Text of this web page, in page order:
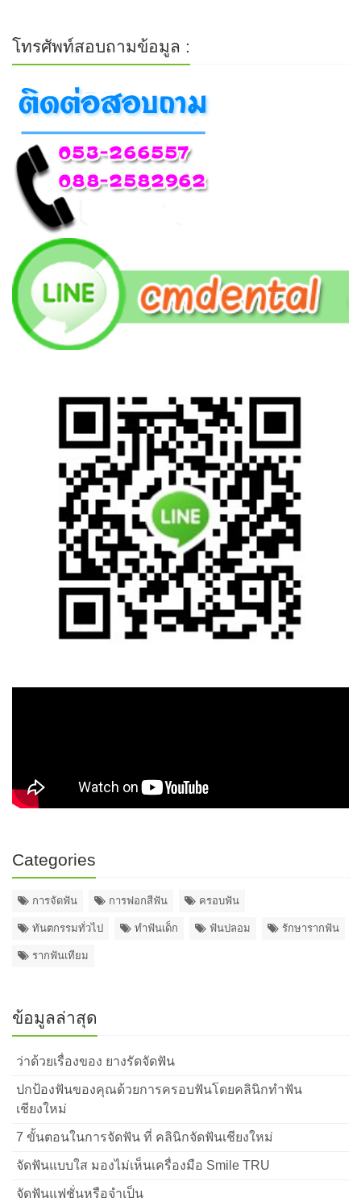
โทรศัพท์สอบถามข้อมูล :
Categories
การจัดฟัน การฟอกสีฟัน ครอบฟัน
ทันตกรรมทั่วไป ทำฟันเด็ก ฟันปลอม รักษารากฟัน
รากฟันเทียม
ข้อมูลล่าสุด
ว่าด้วยเรื่องของ ยางรัดจัดฟัน
ปกป้องฟันของคุณด้วยการครอบฟันโดยคลินิกทำฟัน
เชียงใหม่
7 ขั้นตอนในการจัดฟัน ที่ คลินิกจัดฟันเชียงใหม่
จัดฟันแบบใส มองไม่เห็นเครื่องมือ Smile TRU
จัดฟันแฟชั่นหรือจำเป็น